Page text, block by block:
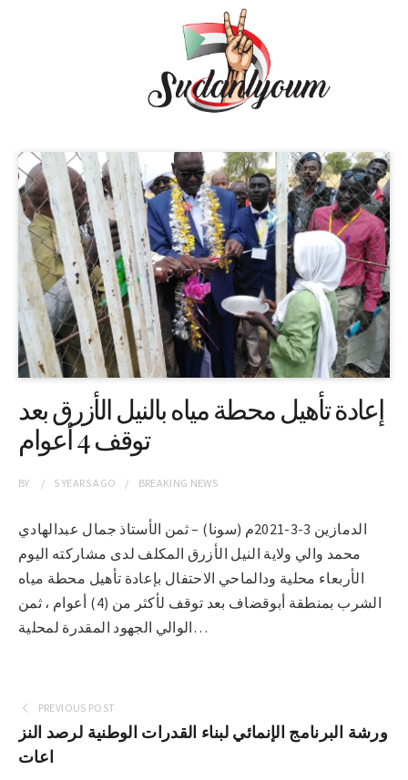
إعادة تأهيل محطة مياه بالنيل الأزرق بعد
توقف 4 أعوام
BY 5 YEARSAGO BREAKING NEWS
الدمازين 3-3-2021م (سونا) – ثمن الأستاذ جمال عبدالهادي
محمد والي ولاية النيل الأزرق المكلف لدى مشاركته اليوم
الأربعاء محلية ودالماحي الاحتفال بإعادة تأهيل محطة مياه
الشرب بمنطقة أبوقضاف بعد توقف لأكثر من (4) أعوام ، ثمن
الوالي الجهود المقدرة لمحلية…
PREVIOUS POST
ورشة البرنامج الإنمائي لبناء القدرات الوطنية لرصد النز
اعات